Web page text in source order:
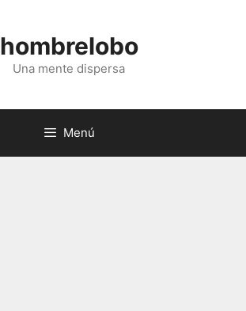
hombrelobo
Una mente dispersa
Menú